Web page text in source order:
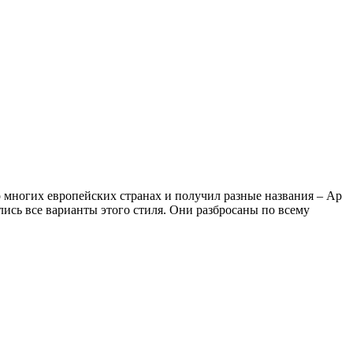
европейских странах и получил разные названия – Ар
все варианты этого стиля. Они разбросаны по всему